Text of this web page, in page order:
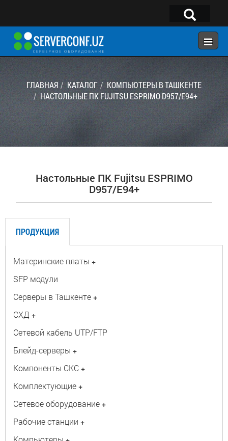
×
ГЛАВНАЯ
КОНФИГУРАТОР
КАТАЛОГ
УСЛУГИ
КОНТАКТЫ
Telegram:@serverconf_uz
Тел: (90) 932-18-00
ГЛАВНАЯ КАТАЛОГ
КОМПЬЮТЕРЫ В ТАШКЕНТЕ
НАСТОЛЬНЫЕ ПК FUJITSU ESPRIMO D957/E94+
Настольные ПК Fujitsu ESPRIMO
D957/E94+
ПРОДУКЦИЯ
Материнские платы +
SFP модули
Серверы в Ташкенте +
СХД +
Сетевой кабель UTP/FTP
Блейд-серверы +
Компоненты СКС +
Комплектующие +
Сетевое оборудование +
Рабочие станции +